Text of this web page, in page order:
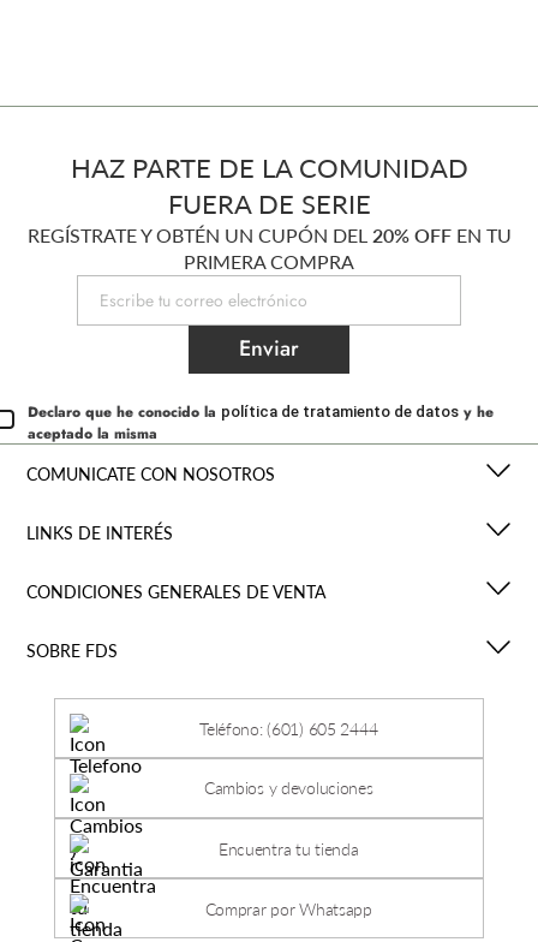
HAZ PARTE DE LA COMUNIDAD
FUERA DE SERIE
REGÍSTRATE Y OBTÉN UN CUPÓN DEL 20% OFFEN TU
PRIMERA COMPRA
Enviar
Declaro que he conocido la política de tratamiento de datos y he
aceptado la misma
COMUNICATE CON NOSOTROS
LINKS DE INTERÉS
CONDICIONES GENERALES DE VENTA
SOBRE FDS
Teléfono: (601) 605 2444
Cambios y devoluciones
Encuentra tu tienda
Comprar por Whatsapp